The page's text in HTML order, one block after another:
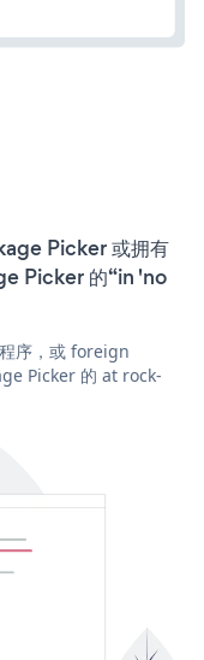
Picker 或拥有
Picker 的“in 'no
序，或 foreign
Picker 的 at rock-